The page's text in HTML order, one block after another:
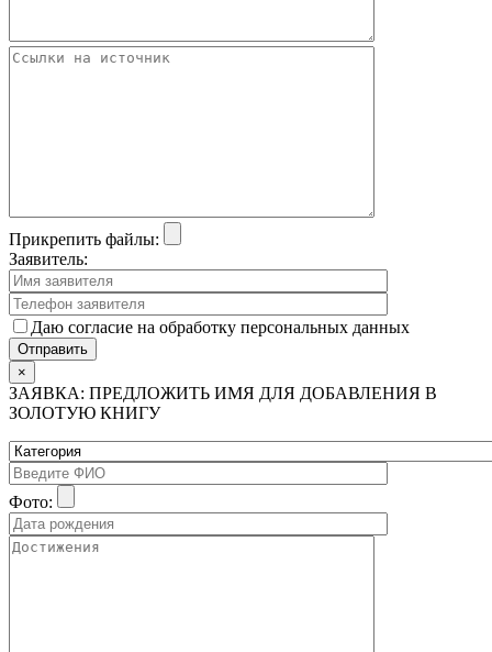
Прикрепить файлы:
Заявитель:
Даю согласие на обработку персональных данных
×
ЗАЯВКА: ПРЕДЛОЖИТЬ ИМЯ ДЛЯ ДОБАВЛЕНИЯ В
ЗОЛОТУЮ КНИГУ
Фото: